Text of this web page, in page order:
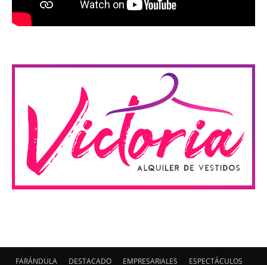
FARÁNDULA DESTACADO EMPRESARIALES ESPECTÁCULOS